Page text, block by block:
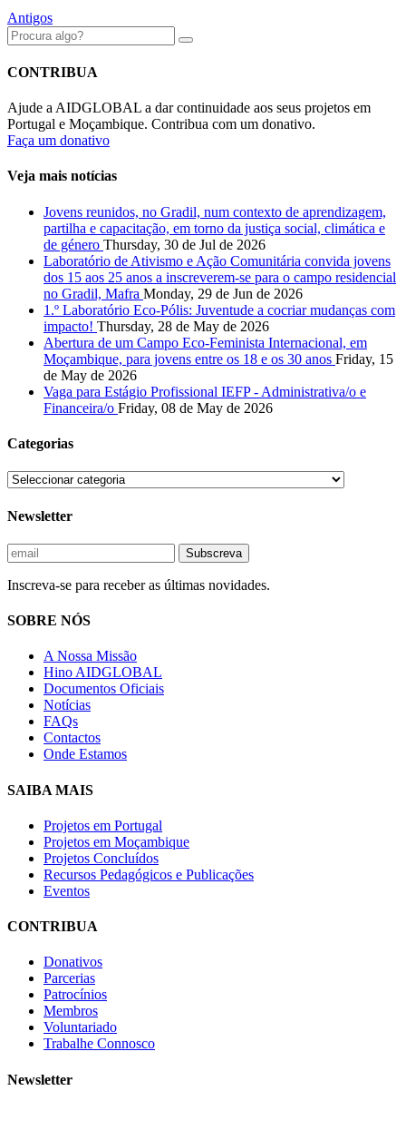
Antigos
CONTRIBUA
Ajude a AIDGLOBAL a dar continuidade aos seus projetos em
Portugal e Moçambique. Contribua com um donativo.
Faça um donativo
Veja mais notícias
Jovens reunidos, no Gradil, num contexto de aprendizagem,
partilha e capacitação, em torno da justiça social, climática e
de género Thursday, 30 de Jul de 2026
Laboratório de Ativismo e Ação Comunitária convida jovens
dos 15 aos 25 anos a inscreverem-se para o campo residencial
no Gradil, Mafra Monday, 29 de Jun de 2026
1.º Laboratório Eco-Pólis: Juventude a cocriar mudanças com
impacto! Thursday, 28 de May de 2026
Abertura de um Campo Eco-Feminista Internacional, em
Moçambique, para jovens entre os 18 e os 30 anos Friday, 15
de May de 2026
Vaga para Estágio Profissional IEFP - Administrativa/o e
Financeira/o Friday, 08 de May de 2026
Categorias
Newsletter
Inscreva-se para receber as últimas novidades.
SOBRE NÓS
A Nossa Missão
Hino AIDGLOBAL
Documentos Oficiais
Notícias
FAQs
Contactos
Onde Estamos
SAIBA MAIS
Projetos em Portugal
Projetos em Moçambique
Projetos Concluídos
Recursos Pedagógicos e Publicações
Eventos
CONTRIBUA
Donativos
Parcerias
Patrocínios
Membros
Voluntariado
Trabalhe Connosco
Newsletter